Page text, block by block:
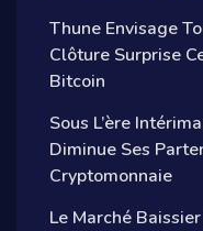
Thune Envisage
Clôture Surprise
Bitcoin
Sous L’ère
Diminue Ses
Cryptomonnaie
Le Marché